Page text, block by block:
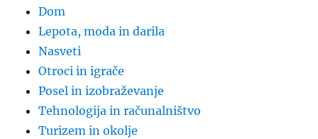
Dom
Lepota, moda in darila
Nasveti
Otroci in igrače
Posel in izobraževanje
Tehnologija in računalništvo
Turizem in okolje